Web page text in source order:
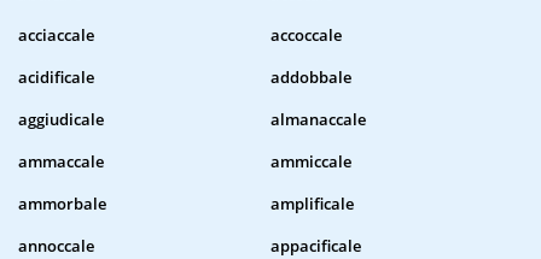
acciaccale
accoccale
acidificale
addobbale
aggiudicale
almanaccale
ammaccale
ammiccale
ammorbale
amplificale
annoccale
appacificale